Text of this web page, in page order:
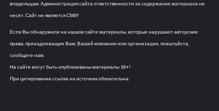
владельцам. Администрация сайта ответственности за содержание материала не
несет. Сайт не является СМИ!
Если Вы обнаружили на нашем сайте материалы, которые нарушают авторские
права, принадлежащие Вам, Вашей компании или организации, пожалуйста,
сообщите нам.
На сайте могут быть опубликованы материалы 18+!
При цитировании ссылка на источник обязательна.